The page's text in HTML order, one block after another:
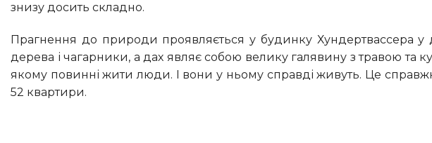
знизу досить складно.
Прагнення до природи проявляється у будинку Хундертвассера у достатку зелені. На терасах будинку ростуть
дерева і чагарники, а дах являє собою велику галявину з травою та
якому повинні жити люди. І вони у ньому справді живуть. Це
52 квартири.